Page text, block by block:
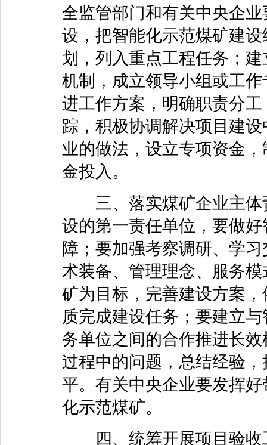
全监管部门和有关中央企
设，把智能化示范煤矿建设
划，列入重点工程任务；
机制，成立领导小组或工
进工作方案，明确职责分
踪，积极协调解决项目建
业的做法，设立专项资金
金投入。
三、落实煤矿企业主体
设的第一责任单位，要做
障；要加强考察调研、学
术装备、管理理念、服务
矿为目标，完善建设方案
质完成建设任务；要建立
务单位之间的合作推进长
过程中的问题，总结经验
平。有关中央企业要发挥
化示范煤矿。
四、统筹开展项目验收